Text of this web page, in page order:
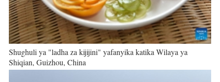
Shughuli ya "ladha za kijijini" yafanyika katika Wilaya ya
Shiqian, Guizhou, China